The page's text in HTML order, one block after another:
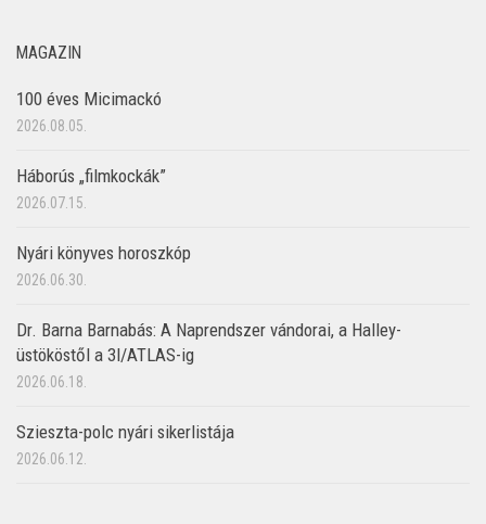
MAGAZIN
100 éves Micimackó
2026.08.05.
Háborús „filmkockák”
2026.07.15.
Nyári könyves horoszkóp
2026.06.30.
Dr. Barna Barnabás: A Naprendszer vándorai, a Halley-
üstököstől a 3I/ATLAS-ig
2026.06.18.
Szieszta-polc nyári sikerlistája
2026.06.12.